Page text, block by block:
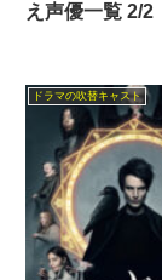
え声優一覧 2/2
ドラマの吹替キャスト